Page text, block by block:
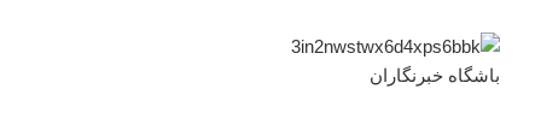
باشگاه خبرنگاران